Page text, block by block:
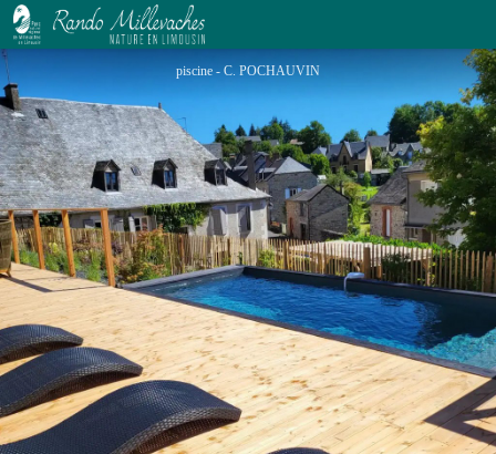
La Maison 1788
piscine - C. POCHAUVIN